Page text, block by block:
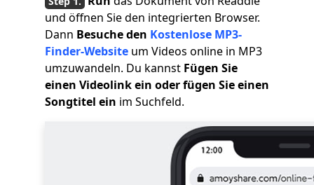
und öffnen Sie den integrierten Browser.
Dann Besuche den Kostenlose MP3-
Finder-Website um Videos online in MP3
umzuwandeln. Du kannst Fügen Sie
einen Videolink ein oder fügen Sie einen
Songtitel ein im Suchfeld.